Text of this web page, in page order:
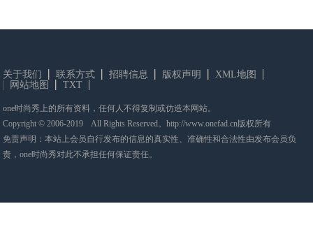
关于我们 联系方式 招聘信息 版权声明
XML地图
网站地图
TXT
one时尚秀上的所有资料，任何人不得复制或仿造本网站。
Copyright © 2006-2019 All Rights Reserved。http://www.onefad.cn版权所有
免责声明：本站上会员自行发布的信息的真实性、准确性和合法性由发布会员负
责，one时尚秀对此不承担任何保证责任。